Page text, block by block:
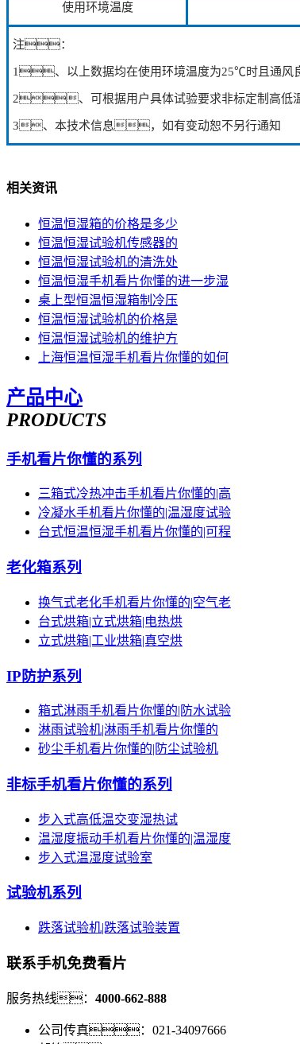
使用环境温度
注：
1、以上数据均在使用环境温度为25℃时且通风
2、可根据用户具体试验要求非标定制高低
3、本技术信息，如有变动恕不另行通知
相关资讯
恒温恒湿箱的价格是多少
恒温恒湿试验机传感器的
恒温恒湿试验机的清洗处
恒温恒湿手机看片你懂的进一步湿
桌上型恒温恒湿箱制冷压
恒温恒湿试验机的价格是
恒温恒湿试验机的维护方
上海恒温恒湿手机看片你懂的如何
产品中心
PRODUCTS
手机看片你懂的系列
三箱式冷热冲击手机看片你懂的|高
冷凝水手机看片你懂的|温湿度试验
台式恒温恒湿手机看片你懂的|可程
老化箱系列
换气式老化手机看片你懂的|空气老
台式烘箱|立式烘箱|电热烘
立式烘箱|工业烘箱|真空烘
IP防护系列
箱式淋雨手机看片你懂的|防水试验
淋雨试验机|淋雨手机看片你懂的
砂尘手机看片你懂的|防尘试验机
非标手机看片你懂的系列
步入式高低温交变湿热试
温湿度振动手机看片你懂的|温湿度
步入式温湿度试验室
试验机系列
跌落试验机|跌落试验装置
联系手机免费看片
服务热线： 4000-662-888
公司传真：021-34097666